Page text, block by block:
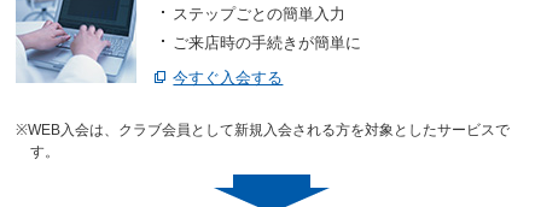
ステップごとの簡単入力
ご来店時の手続きが簡単に
今すぐ入会する
※WEB入会は、クラブ会員として新規入会される方を対象としたサービスで
す。